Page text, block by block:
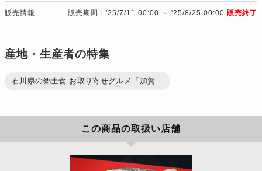
販売情報 販売期間：'25/7/11 00:00 ～ '25/8/25 00:00 販売終了
産地・生産者の特集
石川県の郷土食 お取り寄せグルメ「加賀...
この商品の取扱い店舗